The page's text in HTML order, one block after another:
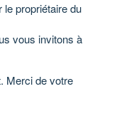
propriétaire du
vous invitons à
Merci de votre